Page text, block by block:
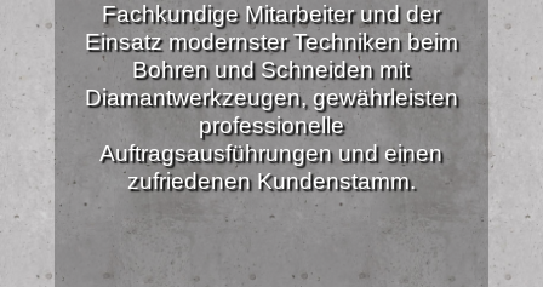
Fachkundige Mitarbeiter und der
Einsatz modernster Techniken beim
Bohren und Schneiden mit
Diamantwerkzeugen, gewährleisten
professionelle
Auftragsausführungen und einen
zufriedenen Kundenstamm.